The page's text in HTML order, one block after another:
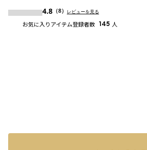
4.8 （8） レビューを見る
お気に入りアイテム登録者数 145 人